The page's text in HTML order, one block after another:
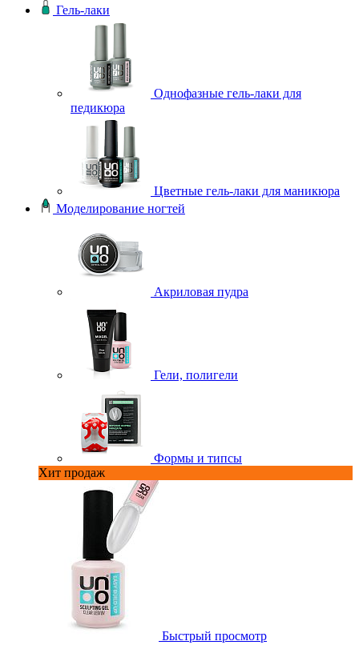
Гель-лаки
Однофазные гель-лаки для
педикюра
Цветные гель-лаки для маникюра
Моделирование ногтей
Акриловая пудра
Гели, полигели
Формы и типсы
Хит продаж
Быстрый просмотр